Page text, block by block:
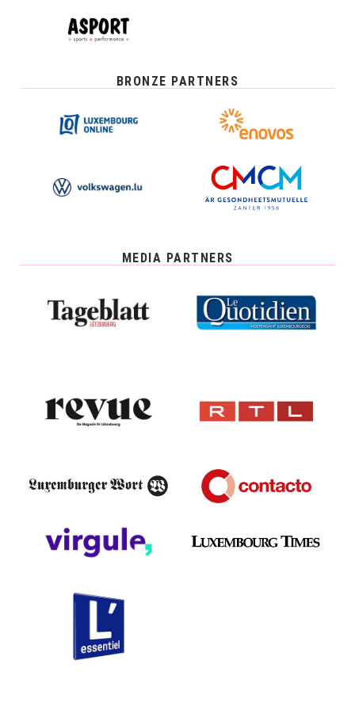
BRONZE PARTNERS
MEDIA PARTNERS